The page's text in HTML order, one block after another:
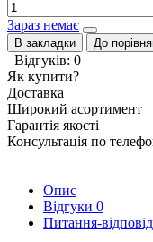
Зараз немає
В закладки До
Відгуків: 0
Як купити?
Доставка
Широкий асортимент
Гарантія якості
Консультація по
Опис
Відгуки 0
Питання-